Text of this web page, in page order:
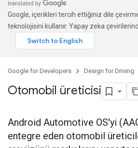
Google, içerikleri tercih ettiğiniz dile
teknolojisini kullanır. Yapay zeka
Google for Developers Design for Driving
Otomobil üreticisi
Android Automotive OS'yi
entegre eden otomobil